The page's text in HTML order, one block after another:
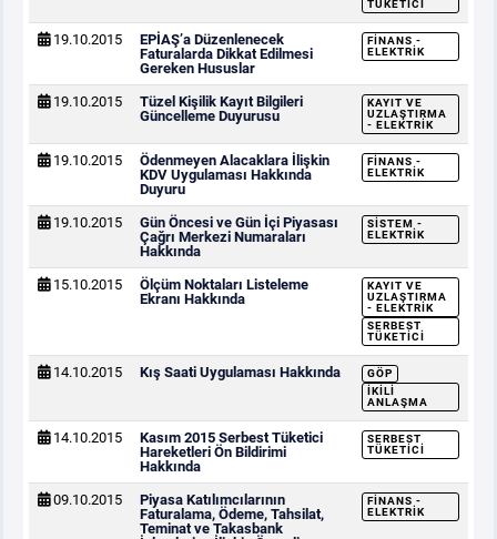
TÜKETICI
19.10.2015
EPİAŞ’a Düzenlenecek
Faturalarda Dikkat Edilmesi
Gereken Hususlar
FINANS -
ELEKTRIK
19.10.2015
Tüzel Kişilik Kayıt Bilgileri
Güncelleme Duyurusu
KAYIT VE
UZLAŞTIRMA
- ELEKTRIK
19.10.2015
Ödenmeyen Alacaklara İlişkin
KDV Uygulaması Hakkında
Duyuru
FINANS -
ELEKTRIK
19.10.2015
Gün Öncesi ve Gün İçi Piyasası
Çağrı Merkezi Numaraları
Hakkında
SISTEM -
ELEKTRIK
15.10.2015
Ölçüm Noktaları Listeleme
Ekranı Hakkında
KAYIT VE
UZLAŞTIRMA
- ELEKTRIK
SERBEST
TÜKETICI
14.10.2015 Kış Saati Uygulaması Hakkında
GÖP
İKILI
ANLAŞMA
14.10.2015
Kasım 2015 Serbest Tüketici
Hareketleri Ön Bildirimi
Hakkında
SERBEST
TÜKETICI
09.10.2015
Piyasa Katılımcılarının
Faturalama, Ödeme, Tahsilat,
Teminat ve Takasbank
FINANS -
ELEKTRIK